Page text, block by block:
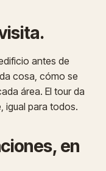
antes de
cosa, cómo se
área. El tour da
igual para todos.
en